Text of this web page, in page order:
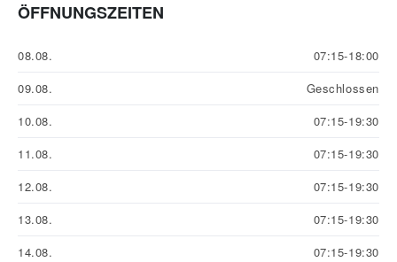
ÖFFNUNGSZEITEN
08.08.
07:15-18:00
09.08.
Geschlossen
10.08.
07:15-19:30
11.08.
07:15-19:30
12.08.
07:15-19:30
13.08.
07:15-19:30
14.08.
07:15-19:30